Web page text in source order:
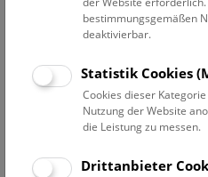
Beziehungen zu
Traunkirchen feststellen, die
dass sich dort ein größerer
über den auch das Hallstätter
Allgemeines zur Hallstattzeit
Das Gräberfeld der Hallstattzeit
Siedlung der Hallstattzeit
bestimmungsgemäßen
deaktivierbar.
Statistik Cookies
Cookies dieser
Nutzung der Website
die Leistung zu messen.
Drittanbieter